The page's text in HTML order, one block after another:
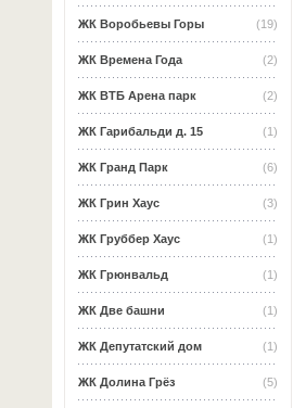
(19)
ЖК Воробьевы Горы
(2)
ЖК Времена Года
(2)
ЖК ВТБ Арена парк
(1)
ЖК Гарибальди д. 15
(6)
ЖК Гранд Парк
(3)
ЖК Грин Хаус
(1)
ЖК Груббер Хаус
(1)
ЖК Грюнвальд
(1)
ЖК Две башни
(1)
ЖК Депутатский дом
(5)
ЖК Долина Грёз